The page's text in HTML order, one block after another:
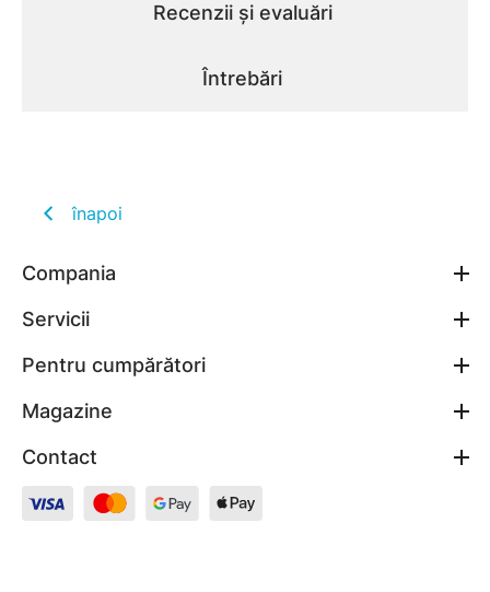
Recenzii și evaluări
Întrebări
înapoi
Compania
Servicii
Pentru cumpărători
Magazine
Contact